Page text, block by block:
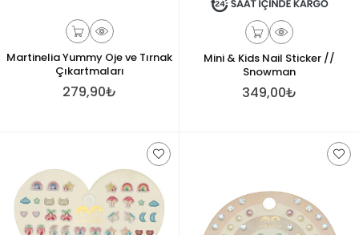
Martinelia Yummy Oje ve Tırnak
Çıkartmaları
279,90₺
Mini & Kids Nail Sticker //
Snowman
349,00₺